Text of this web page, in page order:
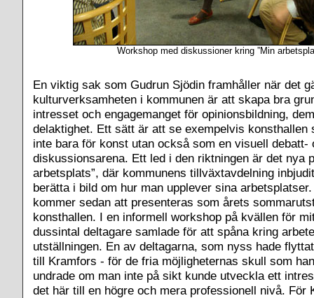
Workshop med diskussioner kring ”Min
En viktig sak som Gudrun Sjödin framhåller när det
kulturverksamheten i kommunen är att skapa bra
intresset och engagemanget för opinionsbildning,
delaktighet. Ett sätt är att se exempelvis konsthallen
inte bara för konst utan också som en visuell debatt-
diskussionsarena. Ett led i den riktningen är det nya
arbetsplats”, där kommunens tillväxtavdelning
berätta i bild om hur man upplever sina
kommer sedan att presenteras som årets
konsthallen. I en informell workshop på kvällen för
dussintal deltagare samlade för att spåna kring
utställningen. En av deltagarna, som nyss hade
till Kramfors - för de fria möjligheternas skull som
undrade om man inte på sikt kunde utveckla ett
det här till en högre och mera professionell nivå. För